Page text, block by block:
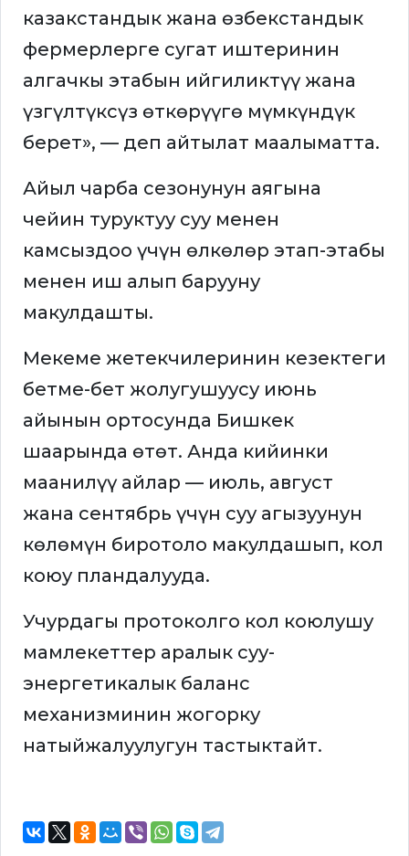
казакстандык жана өзбекстандык
фермерлерге сугат иштеринин
алгачкы этабын ийгиликтүү жана
үзгүлтүксүз өткөрүүгө мүмкүндүк
берет», — деп айтылат маалыматта.
Айыл чарба сезонунун аягына
чейин туруктуу суу менен
камсыздоо үчүн өлкөлөр этап-этабы
менен иш алып барууну
макулдашты.
Мекеме жетекчилеринин кезектеги
бетме-бет жолугушуусу июнь
айынын ортосунда Бишкек
шаарында өтөт. Анда кийинки
маанилүү айлар — июль, август
жана сентябрь үчүн суу агызуунун
көлөмүн биротоло макулдашып, кол
коюу пландалууда.
Учурдагы протоколго кол коюлушу
мамлекеттер аралык суу-
энергетикалык баланс
механизминин жогорку
натыйжалуулугун тастыктайт.